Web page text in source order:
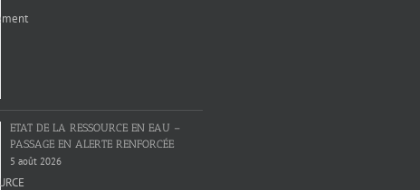
ETAT DE LA RESSOURCE EN EAU –
PASSAGE EN ALERTE RENFORCÉE
5 août 2026